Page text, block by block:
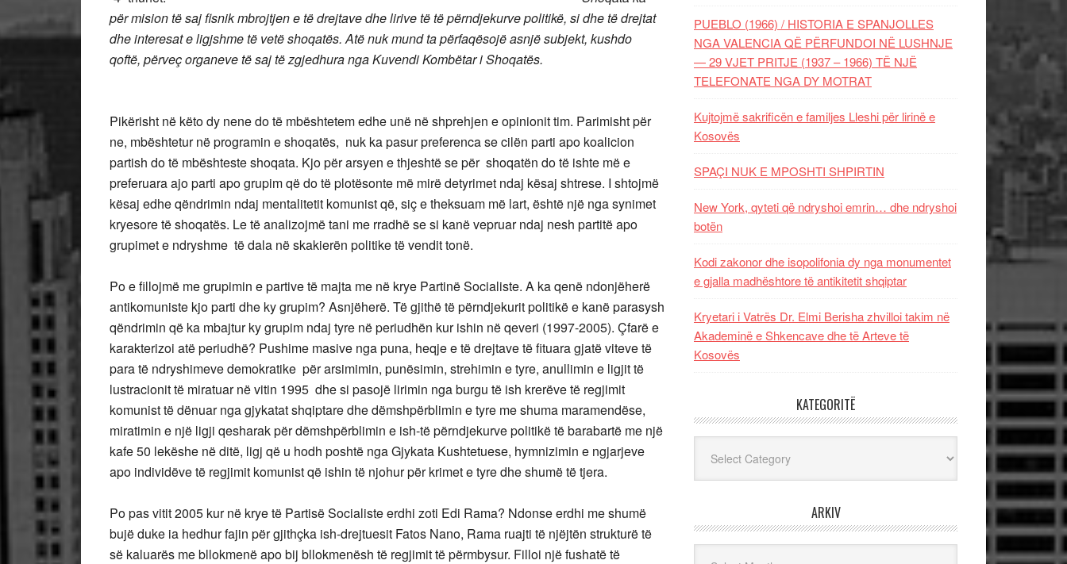
për mision të saj fisnik mbrojtjen e të drejtave dhe lirive të të përndjekurve politikë, si dhe të drejtat
dhe interesat e ligjshme të vetë shoqatës. Atë nuk mund ta përfaqësojë asnjë subjekt, kushdo
qoftë, përveç organeve të saj të zgjedhura nga Kuvendi Kombëtar i Shoqatës.
Pikërisht në këto dy nene do të mbështetem edhe unë në shprehjen e opinionit tim. Parimisht për
ne, mbështetur në programin e shoqatës, nuk ka pasur preferenca se cilën parti apo koalicion
partish do të mbështeste shoqata. Kjo për arsyen e thjeshtë se për shoqatën do të ishte më e
preferuara ajo parti apo grupim që do të plotësonte më mirë detyrimet ndaj kësaj shtrese. I shtojmë
kësaj edhe qëndrimin ndaj mentalitetit komunist që, siç e theksuam më lart, është një nga synimet
kryesore të shoqatës. Le të analizojmë tani me rradhë se si kanë vepruar ndaj nesh partitë apo
grupimet e ndryshme të dala në skakierën politike të vendit tonë.
Po e fillojmë me grupimin e partive të majta me në krye Partinë Socialiste. A ka qenë ndonjëherë
antikomuniste kjo parti dhe ky grupim? Asnjëherë. Të gjithë të përndjekurit politikë e kanë parasysh
qëndrimin që ka mbajtur ky grupim ndaj tyre në periudhën kur ishin në qeveri (1997-2005). Çfarë e
karakterizoi atë periudhë? Pushime masive nga puna, heqje e të drejtave të fituara gjatë viteve të
para të ndryshimeve demokratike për arsimimin, punësimin, strehimin e tyre, anullimin e ligjit të
lustracionit të miratuar në vitin 1995 dhe si pasojë lirimin nga burgu të ish krerëve të regjimit
komunist të dënuar nga gjykatat shqiptare dhe dëmshpërblimin e tyre me shuma maramendëse,
miratimin e një ligji qesharak për dëmshpërblimin e ish-të përndjekurve politikë të barabartë me një
kafe 50 lekëshe në ditë, ligj që u hodh poshtë nga Gjykata Kushtetuese, hymnizimin e ngjarjeve
apo individëve të regjimit komunist që ishin të njohur për krimet e tyre dhe shumë të tjera.
Po pas vitit 2005 kur në krye të Partisë Socialiste erdhi zoti Edi Rama? Ndonse erdhi me shumë
bujë duke ia hedhur fajin për gjithçka ish-drejtuesit Fatos Nano, Rama ruajti të njëjtën strukturë të
së kaluarës me bllokmenë apo bij bllokmenësh të regjimit të përmbysur. Filloi një fushatë të
PUEBLO (1966) / HISTORIA E SPANJOLLES
NGA VALENCIA QË PËRFUNDOI NË LUSHNJE
— 29 VJET PRITJE (1937 – 1966) TË NJË
TELEFONATE NGA DY MOTRAT
Kujtojmë sakrificën e familjes Lleshi për lirinë e
Kosovës
SPAÇI NUK E MPOSHTI SHPIRTIN
New York, qyteti që ndryshoi emrin… dhe ndryshoi
botën
Kodi zakonor dhe isopolifonia dy nga monumentet
e gjalla madhështore të antikitetit shqiptar
Kryetari i Vatrës Dr. Elmi Berisha zhvilloi takim në
Akademinë e Shkencave dhe të Arteve të
Kosovës
KATEGORITË
ARKIV